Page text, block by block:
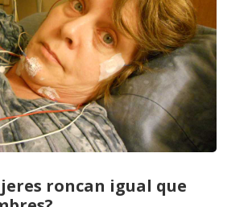
roncan igual que